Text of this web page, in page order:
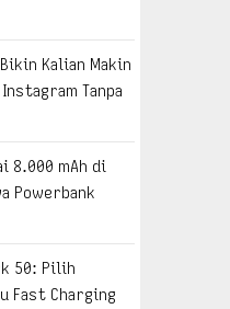
Kalian Makin
Tanpa
8.000 mAh di
Powerbank
50: Pilih
Fast Charging